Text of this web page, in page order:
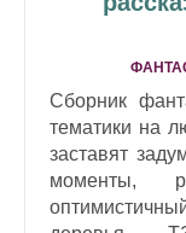
Сборник
тематики на
заставят
моменты,